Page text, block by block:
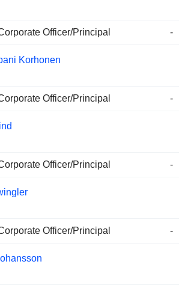
Officer/Principal -
Korhonen
Officer/Principal -
Officer/Principal -
Officer/Principal -